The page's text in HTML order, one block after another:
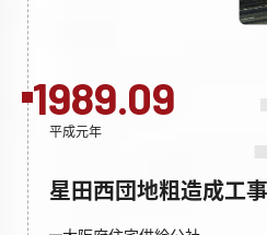
1989.09
平成元年
星田西団地粗造成工事